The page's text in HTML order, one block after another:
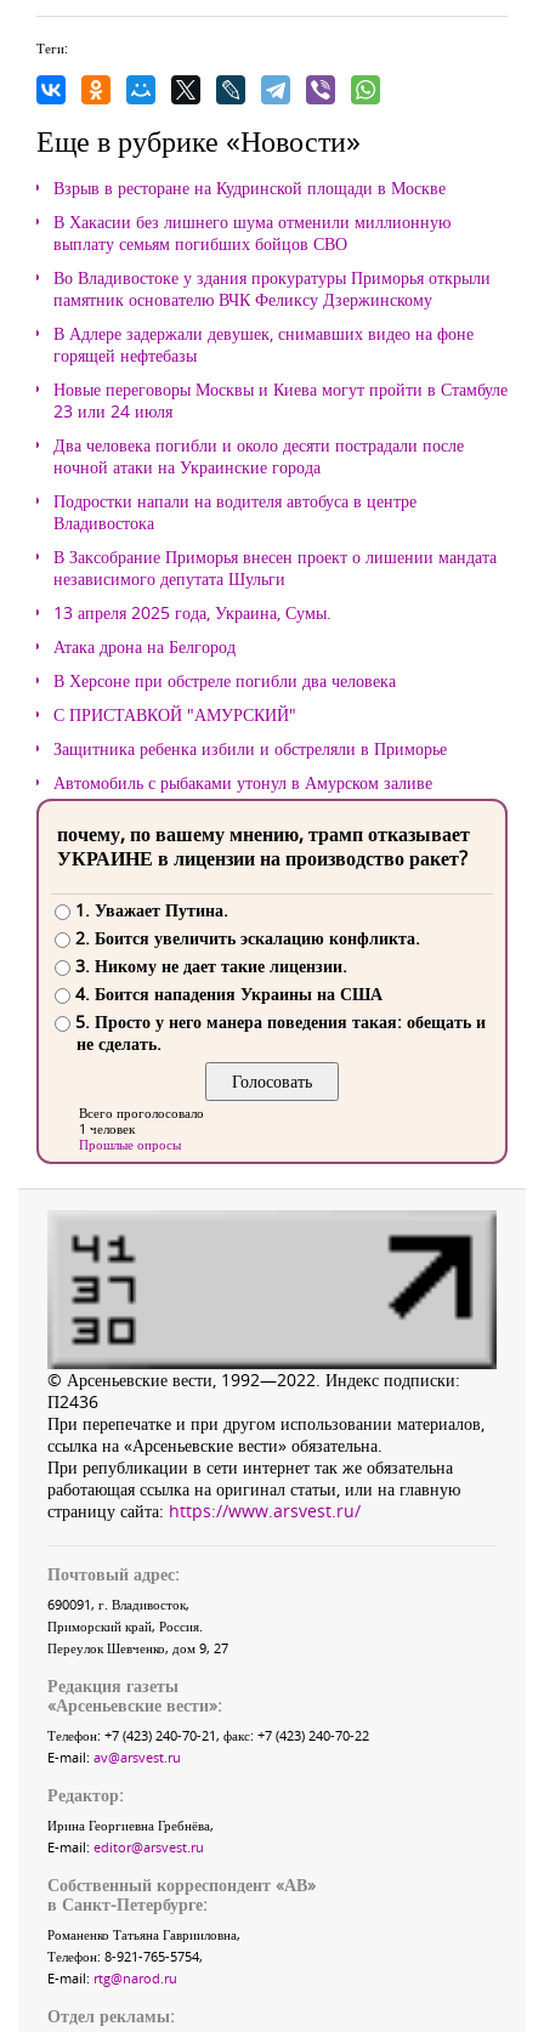
Теги:
Еще в рубрике «Новости»
Взрыв в ресторане на Кудринской площади в Москве
В Хакасии без лишнего шума отменили миллионную
выплату семьям погибших бойцов СВО
Во Владивостоке у здания прокуратуры Приморья открыли
памятник основателю ВЧК Феликсу Дзержинскому
В Адлере задержали девушек, снимавших видео на фоне
горящей нефтебазы
Новые переговоры Москвы и Киева могут пройти в Стамбуле
23 или 24 июля
Два человека погибли и около десяти пострадали после
ночной атаки на Украинские города
Подростки напали на водителя автобуса в центре
Владивостока
В Заксобрание Приморья внесен проект о лишении мандата
независимого депутата Шульги
13 апреля 2025 года, Украина, Сумы.
Атака дрона на Белгород
В Херсоне при обстреле погибли два человека
С ПРИСТАВКОЙ "АМУРСКИЙ"
Защитника ребенка избили и обстреляли в Приморье
Автомобиль с рыбаками утонул в Амурском заливе
почему, по вашему мнению, трамп отказывает
УКРАИНЕ в лицензии на производство ракет?
1. Уважает Путина.
2. Боится увеличить эскалацию конфликта.
3. Никому не дает такие лицензии.
4. Боится нападения Украины на США
5. Просто у него манера поведения такая: обещать и
не сделать.
Всего проголосовало
1 человек
Прошлые опросы
© Арсеньевские вести, 1992—2022. Индекс подписки:
П2436
При перепечатке и при другом использовании материалов,
ссылка на «Арсеньевские вести» обязательна.
При републикации в сети интернет так же обязательна
работающая ссылка на оригинал статьи, или на главную
страницу сайта: https://www.arsvest.ru/
Почтовый адрес:
690091, г. Владивосток,
Приморский край, Россия
Переулок Шевченко, дом 9, 27
Редакция газеты
«Арсеньевские вести»:
Телефон: +7 (423) 240-70-21, факс: +7 (423) 240-70-22
E-mail: av@arsvest.ru
Редактор:
Ирина Георгиевна Гребнёва,
E-mail: editor@arsvest.ru
Собственный корреспондент «АВ»
в Санкт-Петербурге:
Романенко Татьяна Гаврииловна,
Телефон: 8-921-765-5754,
E-mail: rtg@narod.ru
Отдел рекламы: